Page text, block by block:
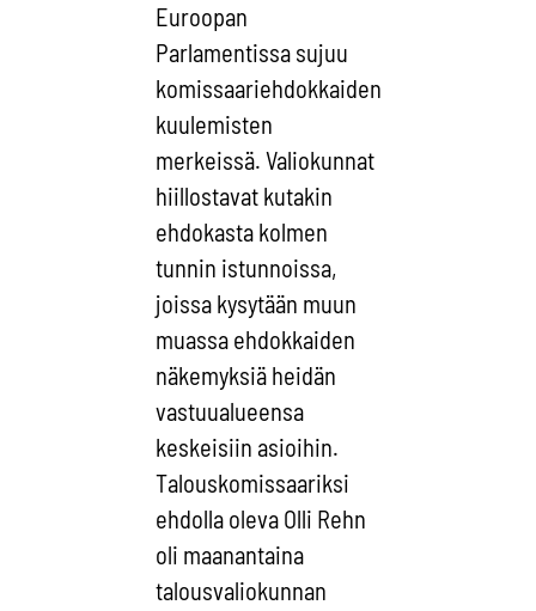
Euroopan
Parlamentissa sujuu
komissaariehdokkaiden
kuulemisten
merkeissä. Valiokunnat
hiillostavat kutakin
ehdokasta kolmen
tunnin istunnoissa,
joissa kysytään muun
muassa ehdokkaiden
näkemyksiä heidän
vastuualueensa
keskeisiin asioihin.
Talouskomissaariksi
ehdolla oleva Olli Rehn
oli maanantaina
talousvaliokunnan